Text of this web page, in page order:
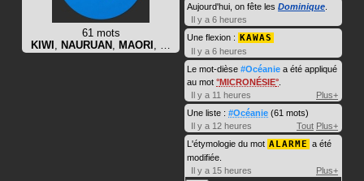
61 mots
KIWI , NAURUAN , MAORI , …
Aujourd'hui, on fête les Dominique
Il y a 6 heures
Une flexion : KAWAS
Il y a 6 heures
Le mot-dièse #Océanie a été appliqué
au mot MICRONÉSIE
Il y a 11 heures
Plus+
Une liste : #Océanie (61 mots)
Il y a 12 heures
Tout Plus+
L'étymologie du mot ALARME a été
modifiée.
Il y a 15 heures
Plus+